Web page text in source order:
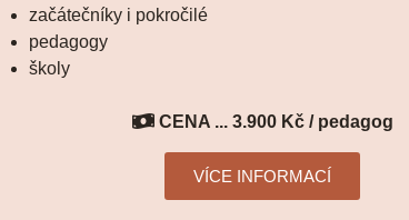
začátečníky i pokročilé
pedagogy
školy
CENA ... 3.900 Kč / pedagog
VÍCE INFORMACÍ